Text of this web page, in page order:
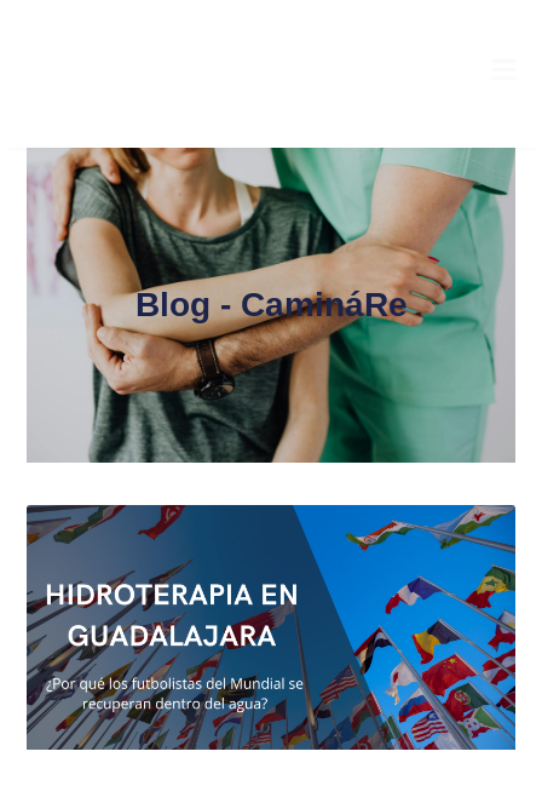
Blog - CamináRe